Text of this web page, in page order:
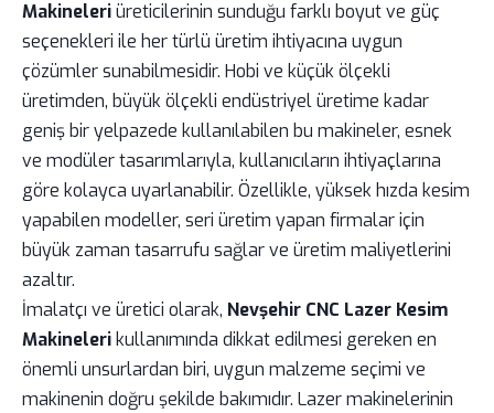
Makineleriüreticilerinin sunduğu farklı boyut ve güç
seçenekleri ile her türlü üretim ihtiyacına uygun
çözümler sunabilmesidir. Hobi ve küçük ölçekli
üretimden, büyük ölçekli endüstriyel üretime kadar
geniş bir yelpazede kullanılabilen bu makineler, esnek
ve modüler tasarımlarıyla, kullanıcıların ihtiyaçlarına
göre kolayca uyarlanabilir. Özellikle, yüksek hızda kesim
yapabilen modeller, seri üretim yapan firmalar için
büyük zaman tasarrufu sağlar ve üretim maliyetlerini
azaltır.
İmalatçı ve üretici olarak, Nevşehir CNC Lazer Kesim
Makineleri kullanımında dikkat edilmesi gereken en
önemli unsurlardan biri, uygun malzeme seçimi ve
makinenin doğru şekilde bakımıdır. Lazer makinelerinin